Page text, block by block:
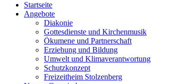
Startseite
Angebote
Diakonie
Gottesdienste und Kirchenmusik
Ökumene und Partnerschaft
Erziehung und Bildung
Umwelt und Klimaverantwortung
Schutzkonzept
Freizeitheim Stolzenberg